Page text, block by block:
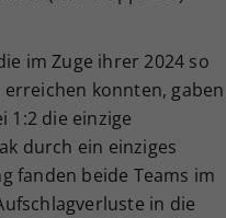
im Zuge ihrer 2024 so
konnten, gaben
1:2 die einzige
durch ein einziges
fanden beide Teams im
in die